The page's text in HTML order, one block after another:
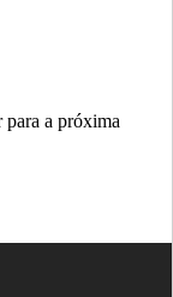
para a próxima